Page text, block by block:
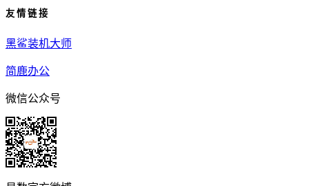
友 情 链 接
黑鲨装机大师
简鹿办公
微信公众号